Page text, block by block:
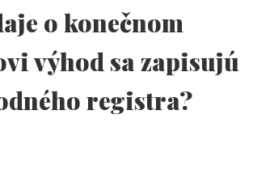
o konečnom
výhod sa zapisujú
registra?